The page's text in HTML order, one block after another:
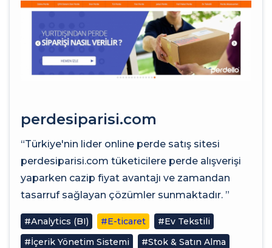
perdesiparisi.com
“Türkiye'nin lider online perde satış sitesi
perdesiparisi.com tüketicilere perde alışverişi
yaparken cazip fiyat avantajı ve zamandan
tasarruf sağlayan çözümler sunmaktadır. ”
#Analytics (BI) #E-ticaret
#Ev Tekstili
#İçerik Yönetim Sistemi
#Stok & Satın Alma